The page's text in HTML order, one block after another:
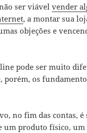
ser viávelvender
, a montar sua
objeções e
pode ser muito
os
no fim das contas, é
um produto físico, um